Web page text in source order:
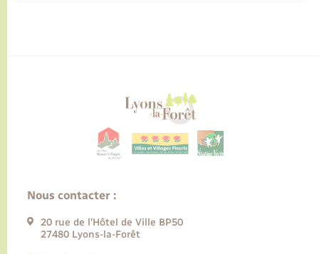
Nous contacter :
20 rue de l’Hôtel de Ville BP50
27480 Lyons-la-Forêt